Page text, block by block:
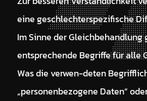
eine geschlechterspezifische
Im Sinne der Gleichbehandlung
entsprechende Begriffe für alle
Was die verwen-deten
„personenbezogene Daten“